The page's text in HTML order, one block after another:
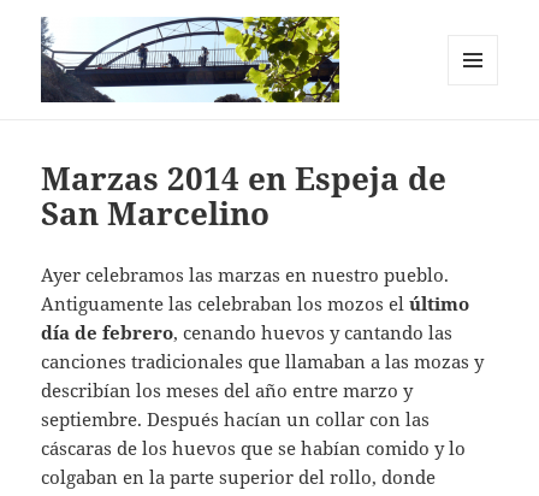
Lobos. La Chimenea de Soria I y II
Marzas 2014 en Espeja de
San Marcelino
Ayer celebramos las marzas en nuestro pueblo.
Antiguamente las celebraban los mozos elúltimo
día de febrero, cenando huevos y cantando las
canciones tradicionales que llamaban a las mozas y
describían los meses del año entre marzo y
septiembre. Después hacían un collar con las
cáscaras de los huevos que se habían comido y lo
colgaban en la parte superior del rollo, donde